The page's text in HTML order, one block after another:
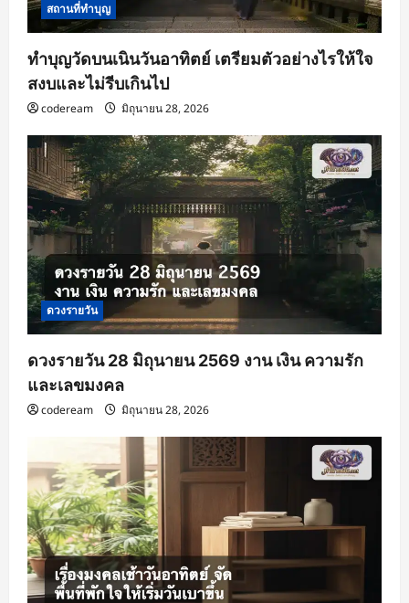
สถานที่ทำบุญ
ทำบุญวัดบนเนินวันอาทิตย์ เตรียมตัวอย่างไรให้ใจ
สงบและไม่รีบเกินไป
codeream มิถุนายน 28, 2026
ดวงรายวัน
ดวงรายวัน 28 มิถุนายน 2569 งาน เงิน ความรัก
และเลขมงคล
codeream มิถุนายน 28, 2026